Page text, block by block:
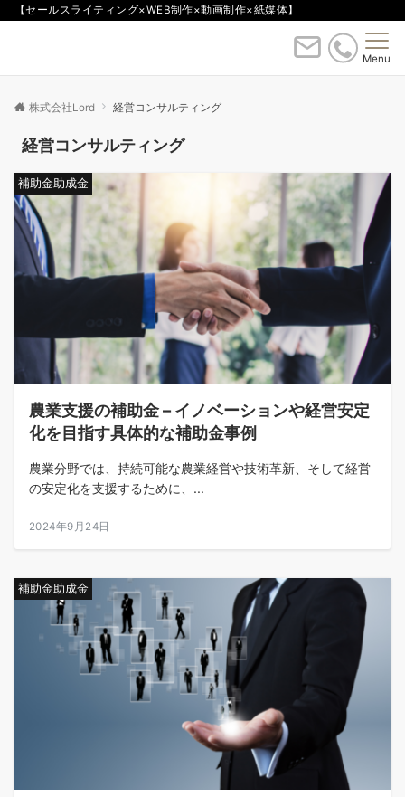
【セールスライティング×WEB制作×動画制作×紙媒体】
Menu
株式会社Lord 経営コンサルティング
経営コンサルティング
補助金助成金
農業支援の補助金 – イノベーションや経営安定
化を目指す具体的な補助金事例
農業分野では、持続可能な農業経営や技術革新、そして経営
の安定化を支援するために、...
2024年9月24日
補助金助成金